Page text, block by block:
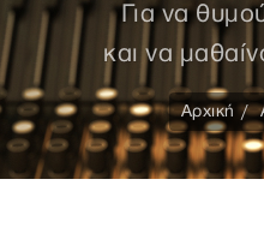
Για να
και να
Αρχική